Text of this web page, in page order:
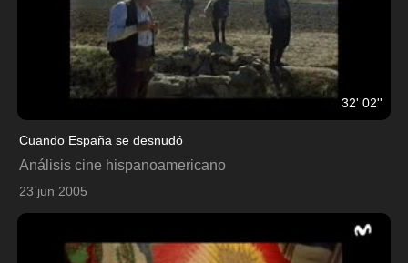
32' 02''
Cuando España se desnudó
Análisis cine hispanoamericano
23 jun 2005